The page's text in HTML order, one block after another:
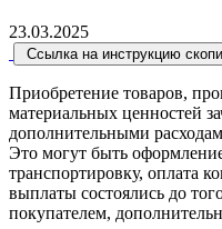
23.03.2025
Ссылка на инструкцию
Приобретение товаров,
материальных ценностей
дополнительными
Это могут быть
транспортировку, оплата
выплаты состоялись до
покупателем,